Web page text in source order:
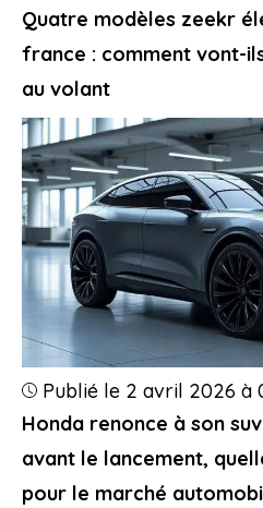
Quatre modèles zeekr
france : comment vont-
au volant
Honda renonce à son
avant le lancement,
pour le marché
Publié le 2 avril 2026 à